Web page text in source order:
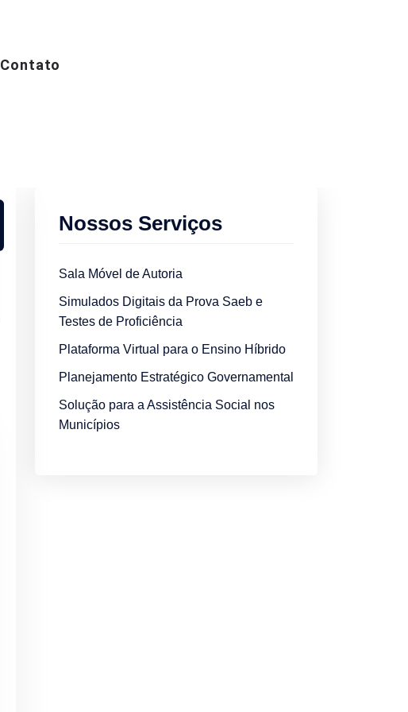
Contato
Nossos Serviços
Sala Móvel de Autoria
Simulados Digitais da Prova Saeb e
Testes de Proficiência
Plataforma Virtual para o Ensino Híbrido
Planejamento Estratégico Governamental
Solução para a Assistência Social nos
Municípios